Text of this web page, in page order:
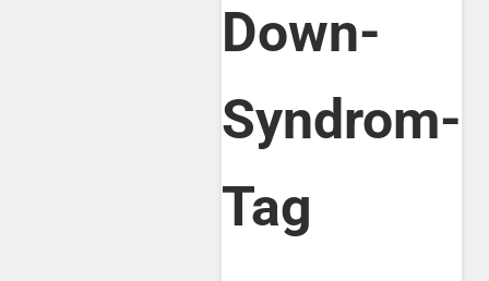
Down-
Syndrom-
Tag